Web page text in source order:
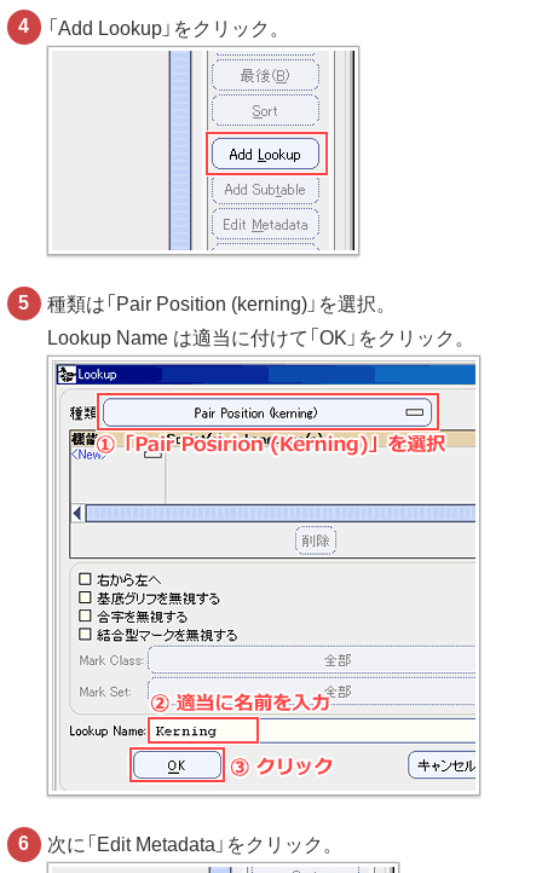
「Add Lookup」をクリック。
種類は「Pair Position (kerning)」を選択。
Lookup Name は適当に付けて「OK」をクリック。
次に「Edit Metadata」をクリック。